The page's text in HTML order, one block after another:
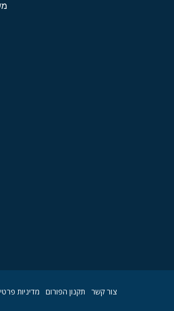
צור קשר תקנון הפורום מדיניות